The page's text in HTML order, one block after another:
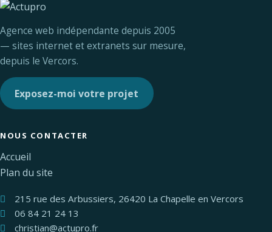
Agence web indépendante depuis 2005
— sites internet et extranets sur mesure,
depuis le Vercors.
Exposez-moi votre projet
NOUS CONTACTER
Accueil
Plan du site
215 rue des Arbussiers, 26420 La Chapelle en Vercors
06 84 21 24 13
christian@actupro.fr